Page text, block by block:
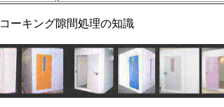
コーキング隙間処理の知識